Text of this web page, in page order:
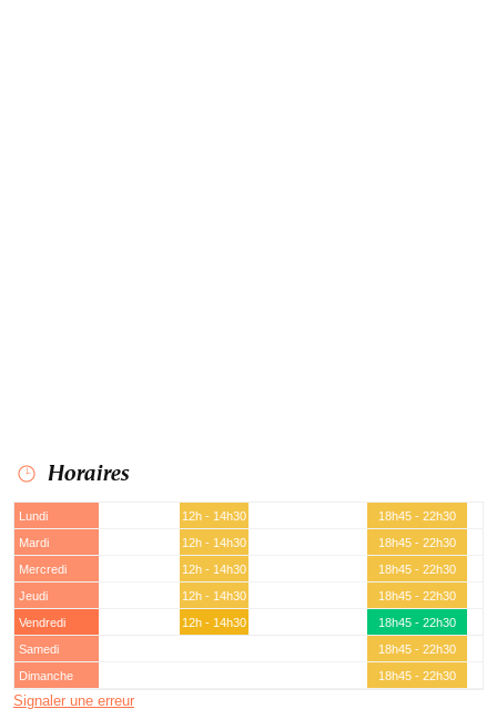
Horaires
Lundi 12h - 14h30
18h45 - 22h30
Mardi
12h - 14h30
18h45 - 22h30
Mercredi
12h - 14h30
18h45 - 22h30
Jeudi
12h - 14h30
18h45 - 22h30
Vendredi
12h - 14h30
18h45 - 22h30
Samedi
18h45 - 22h30
Dimanche
18h45 - 22h30
Signaler une erreur